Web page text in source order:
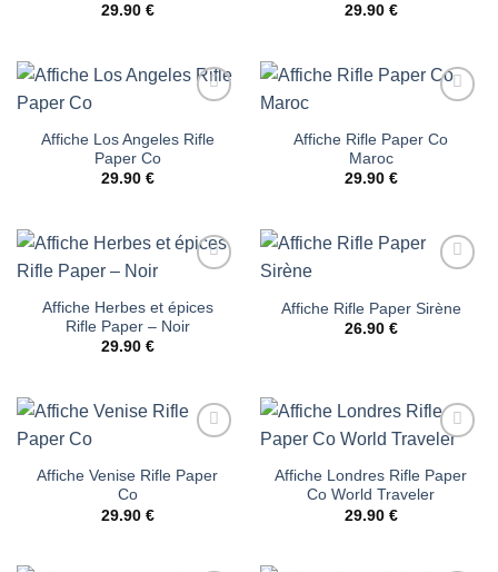
29.90 €
29.90 €
à la liste
d’envies
Affiche Los Angeles Rifle
Paper Co
29.90 €
à la liste
d’envies
Affiche Rifle Paper Co
Maroc
29.90 €
à la liste
d’envies
Affiche Herbes et épices
Rifle Paper – Noir
29.90 €
à la liste
d’envies
Affiche Rifle Paper Sirène
26.90 €
à la liste
d’envies
Affiche Venise Rifle Paper
Co
29.90 €
à la liste
d’envies
Affiche Londres Rifle Paper
Co World Traveler
29.90 €